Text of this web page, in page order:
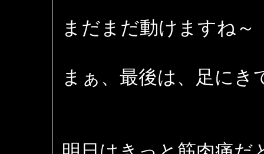
まだまだ動けますね～
まぁ、最後は、足にき